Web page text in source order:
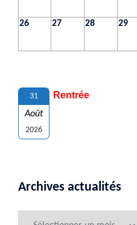
26 27 28 29
31
Août
2026
Rentrée
Archives actualités